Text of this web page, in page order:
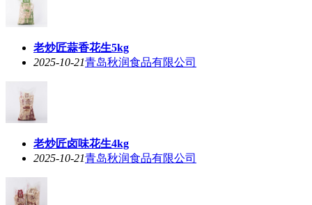
老炒匠蒜香花生5kg
2025-10-21青岛秋润食品有限公司
老炒匠卤味花生4kg
2025-10-21青岛秋润食品有限公司